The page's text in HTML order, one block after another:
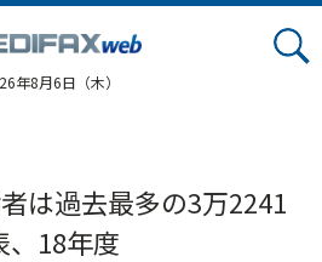
年8月6日（木）
は過去最多の3万2241
18年度